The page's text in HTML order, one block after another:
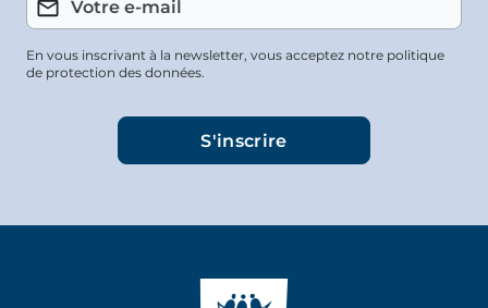
En vous inscrivant à la newsletter, vous acceptez notre politique
de protection des données.